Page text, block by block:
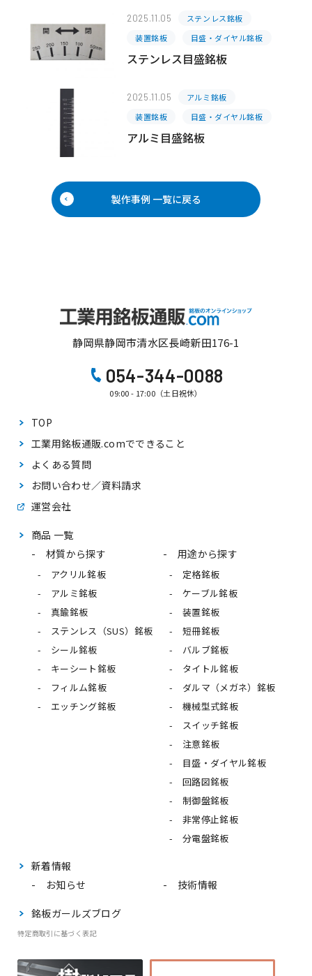
2025.11.05
ステンレス銘板
装置銘板
目盛・ダイヤル銘板
ステンレス目盛銘板
2025.11.05
アルミ銘板
装置銘板
目盛・ダイヤル銘板
アルミ目盛銘板
製作事例 一覧に戻る
静岡県静岡市清水区長崎新田176-1
054-344-0088
09:00 - 17:00（土日祝休）
TOP
工業用銘板通販.comでできること
よくある質問
お問い合わせ／資料請求
運営会社
商品 一覧
材質から探す
アクリル銘板
アルミ銘板
真鍮銘板
ステンレス（SUS）銘板
シール銘板
キーシート銘板
フィルム銘板
エッチング銘板
用途から探す
定格銘板
ケーブル銘板
装置銘板
短冊銘板
バルブ銘板
タイトル銘板
ダルマ（メガネ）銘板
機械型式銘板
スイッチ銘板
注意銘板
目盛・ダイヤル銘板
回路図銘板
制御盤銘板
非常停止銘板
分電盤銘板
新着情報
お知らせ
技術情報
銘板ガールズブログ
特定商取引に基づく表記